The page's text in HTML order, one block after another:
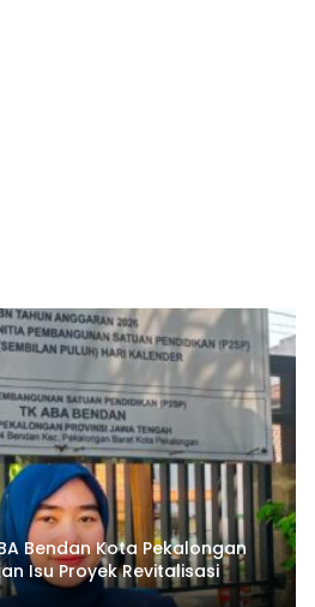
Bendan Kota Pekalongan
Isu Proyek Revitalisasi